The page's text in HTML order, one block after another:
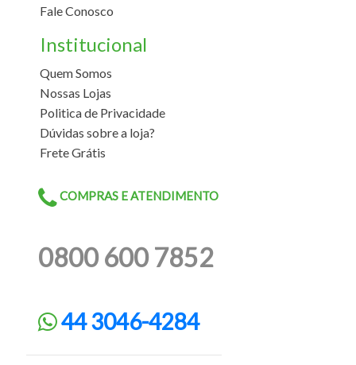
Fale Conosco
Institucional
Quem Somos
Nossas Lojas
Politica de Privacidade
Dúvidas sobre a loja?
Frete Grátis
COMPRAS E ATENDIMENTO
0800 600 7852
44 3046-4284